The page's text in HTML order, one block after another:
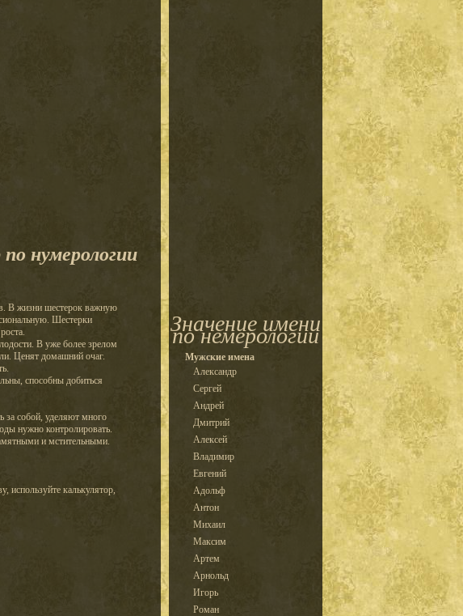
нумерологии
В жизни шестерок важную
Шестерки
В уже более зрелом
Ценят домашний очаг.
способны добиться
собой, уделяют много
нужно контролировать.
и мстительными.
используйте калькулятор,
Значение имени
по немерологии
Мужские имена
Александр
Сергей
Андрей
Дмитрий
Алексей
Владимир
Евгений
Адольф
Антон
Михаил
Максим
Артем
Арнольд
Игорь
Роман